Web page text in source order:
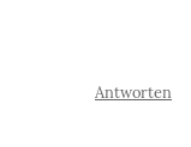
Antworten